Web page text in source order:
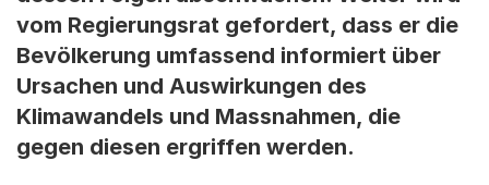
vom Regierungsrat gefordert, dass er die
Bevölkerung umfassend informiert über
Ursachen und Auswirkungen des
Klimawandels und Massnahmen, die
gegen diesen ergriffen werden.